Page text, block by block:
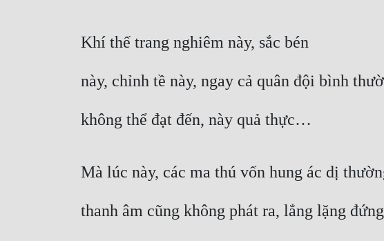
Khí thế trang nghiêm này, sắc bén
này, chỉnh tề này, ngay cả quân đội bình
không thể đạt đến, này quả thực…
Mà lúc này, các ma thú vốn hung ác dị
thanh âm cũng không phát ra, lẳng lặng